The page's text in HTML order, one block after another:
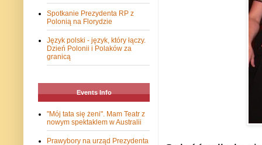
Spotkanie Prezydenta RP z
Polonią na Florydzie
Język polski - język, który łączy.
Dzień Polonii i Polaków za
granicą
Events Info
"Mój tata się żeni". Mam Teatr z
nowym spektaklem w Australii
Prawybory na urząd Prezydenta